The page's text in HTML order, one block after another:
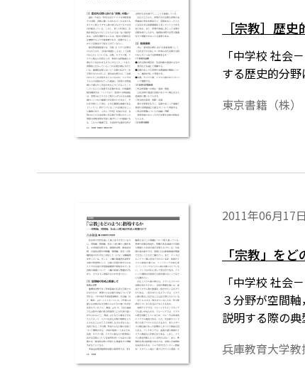
［宗教］歴
「中学校 社会
する歴史的分
東京書籍（株
2011年06月17日
「宗教」を
「中学校 社会
３分野が空間
説明する際の
兵庫教育大学